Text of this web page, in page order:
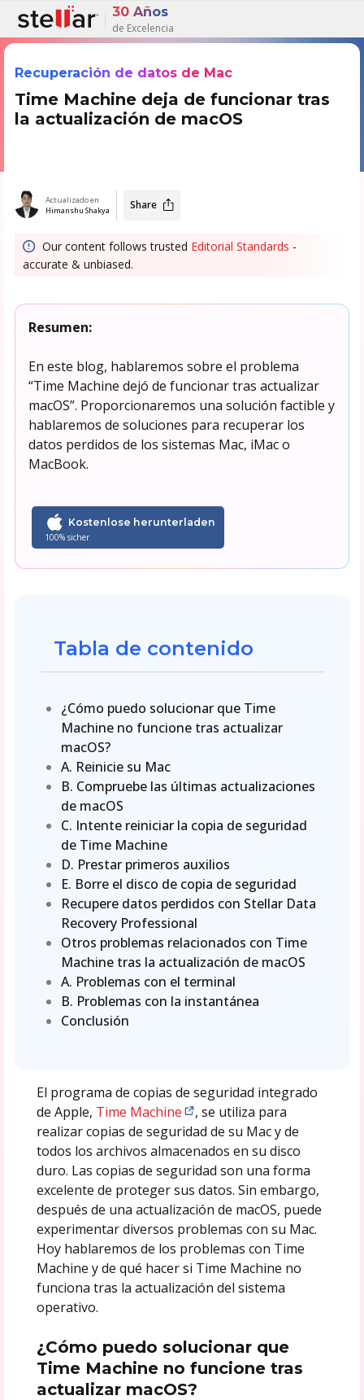
30 Años
de Excelencia
Recuperación de datos de Mac
Time Machine deja de funcionar tras
la actualización de macOS
Actualizado en
Himanshu Shakya Share
Our content follows trusted Editorial Standards -
accurate & unbiased.
Resumen:
En este blog, hablaremos sobre el problema
“Time Machine dejó de funcionar tras actualizar
macOS”. Proporcionaremos una solución factible y
hablaremos de soluciones para recuperar los
datos perdidos de los sistemas Mac, iMac o
MacBook.
Kostenlose herunterladen
100% sicher
Tabla de contenido
¿Cómo puedo solucionar que Time
Machine no funcione tras actualizar
macOS?
A. Reinicie su Mac
B. Compruebe las últimas actualizaciones
de macOS
C. Intente reiniciar la copia de seguridad
de Time Machine
D. Prestar primeros auxilios
E. Borre el disco de copia de seguridad
Recupere datos perdidos con Stellar Data
Recovery Professional
Otros problemas relacionados con Time
Machine tras la actualización de macOS
A. Problemas con el terminal
B. Problemas con la instantánea
Conclusión
El programa de copias de seguridad integrado
de Apple, Time Machine
, se utiliza para
realizar copias de seguridad de su Mac y de
todos los archivos almacenados en su disco
duro. Las copias de seguridad son una forma
excelente de proteger sus datos. Sin embargo,
después de una actualización de macOS, puede
experimentar diversos problemas con su Mac.
Hoy hablaremos de los problemas con Time
Machine y de qué hacer si Time Machine no
funciona tras la actualización del sistema
operativo.
¿Cómo puedo solucionar que
Time Machine no funcione tras
actualizar macOS?